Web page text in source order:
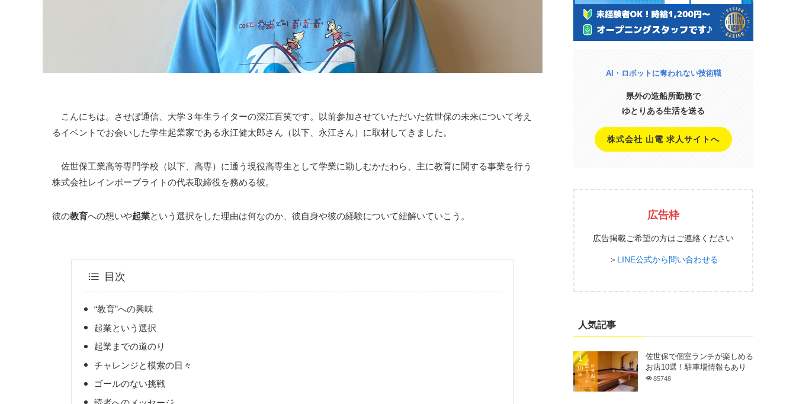
こんにちは。させぼ通信、大学３年生ライターの深江百笑です。以前参加させていただいた佐世保の未来について考え
るイベントでお会いした学生起業家である永江健太郎さん（以下、永江さん）に取材してきました。
佐世保工業高等専門学校（以下、高専）に通う現役高専生として学業に勤しむかたわら、主に教育に関する事業を行う
株式会社レインボーブライトの代表取締役を務める彼。
彼の教育への想いや起業という選択をした理由は何なのか、彼自身や彼の経験について紐解いていこう。
目次
“教育”への興味
起業という選択
起業までの道のり
チャレンジと模索の日々
ゴールのない挑戦
AI・ロボットに奪われない技術職
県外の造船所勤務で
ゆとりある生活を送る
株式会社 山電 求人サイトへ
広告枠
広告掲載ご希望の方はご連絡ください
＞ LINE公式から問い合わせる
人気記事
佐世保で個室ランチが楽しめる
お店10選！駐車場情報もあり
85748